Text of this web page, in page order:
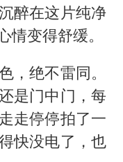
醉在这片纯净
变得舒缓。
，绝不雷同。
是门中门，每
走停停拍了一
快没电了，也